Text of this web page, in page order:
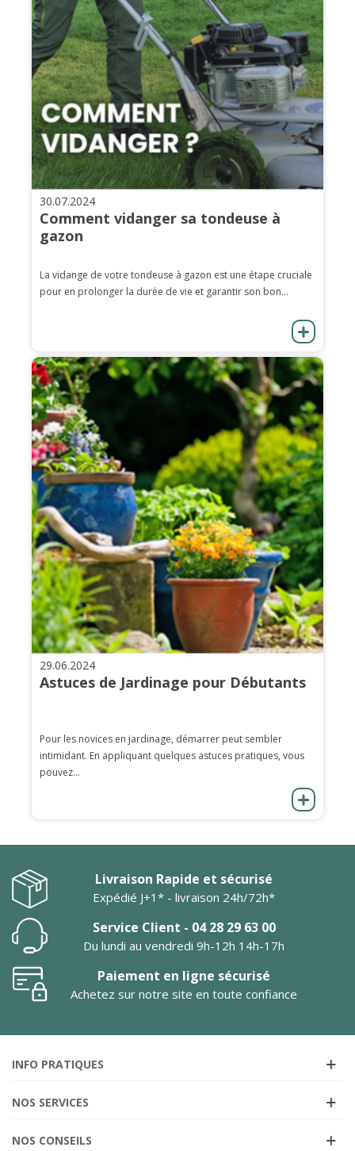
30.07.2024
Comment vidanger sa tondeuse à
gazon
La vidange de votre tondeuse à gazon est une étape cruciale
pour en prolonger la durée de vie et garantir son bon...
29.06.2024
Astuces de Jardinage pour Débutants
Pour les novices en jardinage, démarrer peut sembler
intimidant. En appliquant quelques astuces pratiques, vous
pouvez...
Livraison Rapide et sécurisé
Expédié J+1* - livraison 24h/72h*
Service Client - 04 28 29 63 00
Du lundi au vendredi 9h-12h 14h-17h
Paiement en ligne sécurisé
Achetez sur notre site en toute confiance
INFO PRATIQUES
NOS SERVICES
NOS CONSEILS